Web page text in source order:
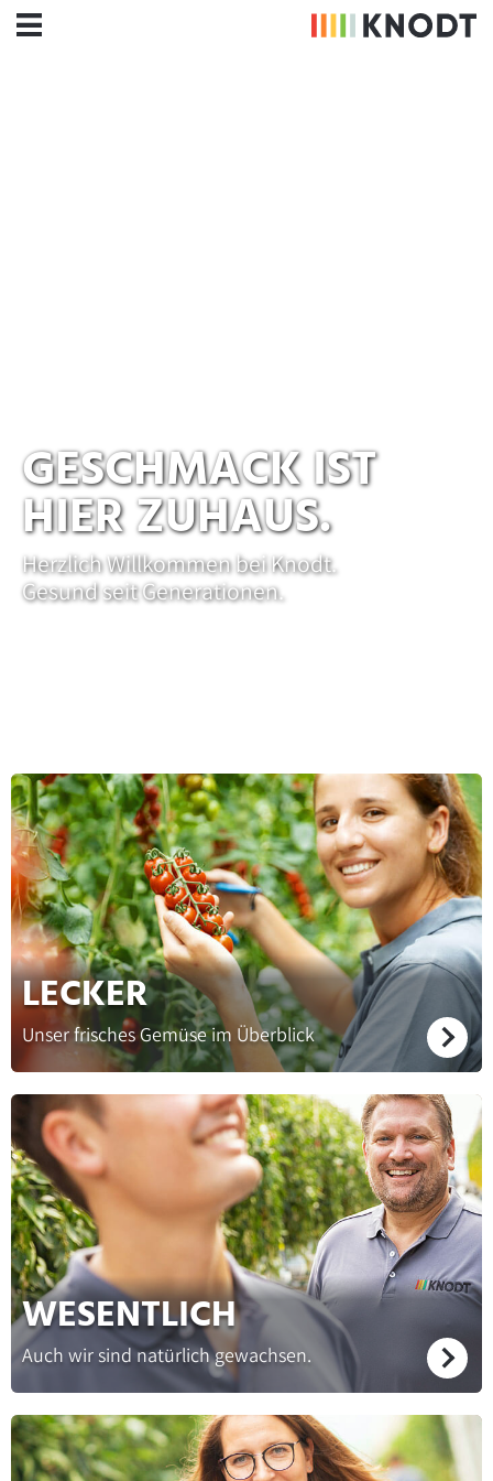
GESCHMACK IST
HIER ZUHAUS.
Herzlich Willkommen bei Knodt.
Gesund seit Generationen.
LECKER
Unser frisches Gemüse im Überblick
WESENTLICH
Auch wir sind natürlich gewachsen.